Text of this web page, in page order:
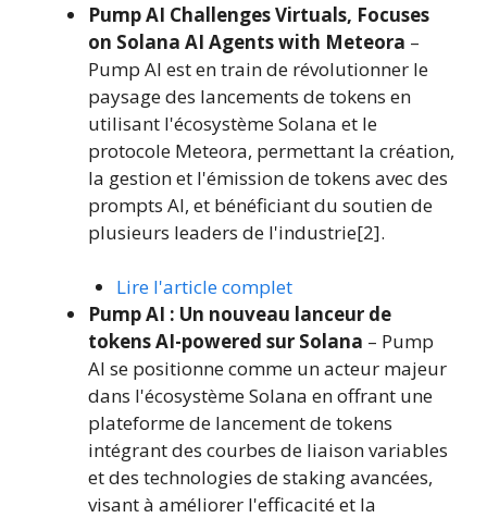
Pump AI Challenges Virtuals, Focuses
on Solana AI Agents with Meteora –
Pump AI est en train de révolutionner le
paysage des lancements de tokens en
utilisant l'écosystème Solana et le
protocole Meteora, permettant la création,
la gestion et l'émission de tokens avec des
prompts AI, et bénéficiant du soutien de
plusieurs leaders de l'industrie[2].
Lire l'article complet
Pump AI : Un nouveau lanceur de
tokens AI-powered sur Solana – Pump
AI se positionne comme un acteur majeur
dans l'écosystème Solana en offrant une
plateforme de lancement de tokens
intégrant des courbes de liaison variables
et des technologies de staking avancées,
visant à améliorer l'efficacité et la